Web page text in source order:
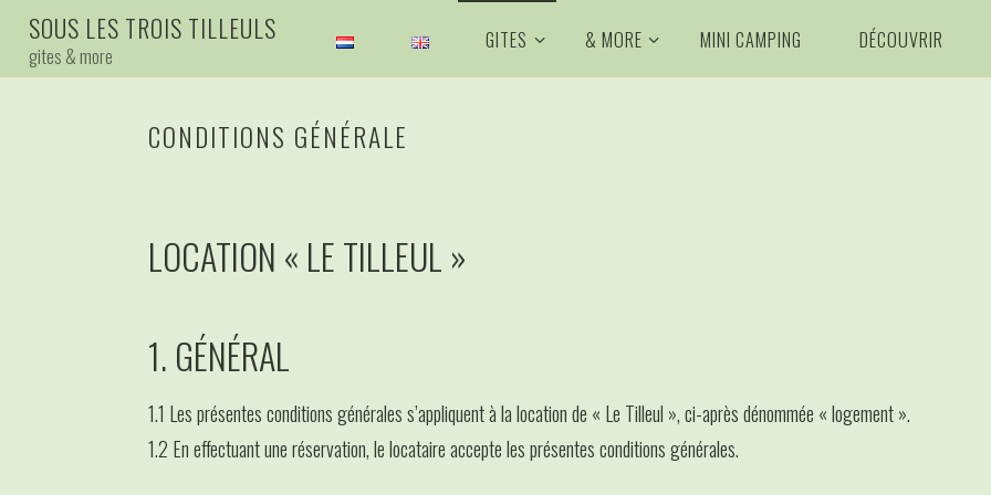
content
SOUS LES TROIS TILLEULS
gites & more
GITES & MORE MINI CAMPING DÉCOUVRIR
CONDITIONS GÉNÉRALE
LOCATION « LE TILLEUL »
1. GÉNÉRAL
1.1 Les présentes conditions générales s’appliquent à la location de « Le Tilleul », ci-après dénommée « logement ».
1.2 En effectuant une réservation, le locataire accepte les présentes conditions générales.